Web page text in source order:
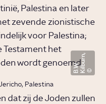
Palestina en later
zevende zionistische
voor Palestina;
Testament het
wordt genoemd.K
i
l
b
u
r
n
,
B.
W
.
Palestina
dat zij de Joden zullen